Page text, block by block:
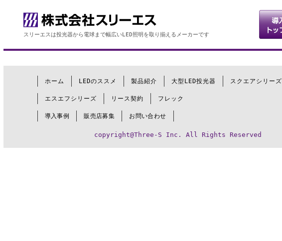
スリーエスは投光器から電球まで幅広いLED照明を取り揃えるメーカーです
ホーム LEDのススメ 製品紹介 大型LED投光器 スクエアシリーズ
エスエフシリーズ リース契約 フレック
導入事例 販売店募集 お問い合わせ
copyright@Three-S Inc. All Rights Reserved